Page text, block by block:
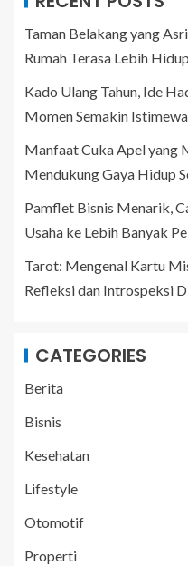
Taman Belakang yang
Rumah Terasa Lebih Hidup
Kado Ulang Tahun, Ide
Momen Semakin Istimewa
Manfaat Cuka Apel yang
Mendukung Gaya Hidup
Pamflet Bisnis Menarik,
Usaha ke Lebih Banyak
Tarot: Mengenal Kartu
Refleksi dan Introspeksi
CATEGORIES
Berita
Bisnis
Kesehatan
Lifestyle
Otomotif
Properti